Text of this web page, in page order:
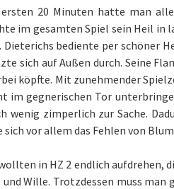
20 Minuten hatte man
im gesamten Spiel sein Heil in
Dieterichs bediente per schöner
sich auf Außen durch. Seine
köpfte. Mit zunehmender
im gegnerischen Tor
wenig zimperlich zur Sache.
sich vor allem das Fehlen von
in HZ 2 endlich aufdrehen,
Wille. Trotzdessen muss man